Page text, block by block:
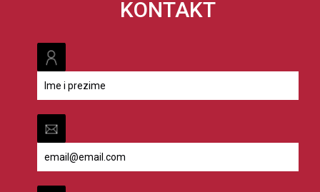
KONTAKT